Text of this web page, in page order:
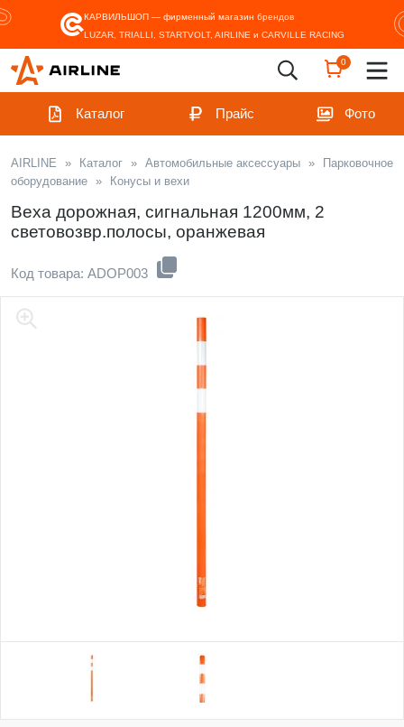
КАРВИЛЬШОП — фирменный магазин брендов
LUZAR, TRIALLI, STARTVOLT, AIRLINE и CARVILLE RACING
0
Каталог Прайс Фото
AIRLINE » Каталог » Автомобильные аксессуары »
Парковочное
оборудование » Конусы и вехи
Веха дорожная, сигнальная 1200мм, 2
световозвр.полосы, оранжевая
Код товара: ADOP003